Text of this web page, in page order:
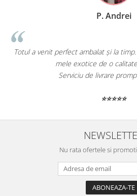
P. Andrei
Totul a venit perfect ambalat și la
mele exotice de o
Serviciu de livrare
⭐⭐⭐⭐⭐
Nu rata ofertele si